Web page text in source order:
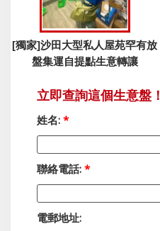
[獨家]沙田大型私人屋苑罕有放
盤集運自提點生意轉讓
立即查詢這個生意盤！
姓名: *
聯絡電話: *
電郵地址: